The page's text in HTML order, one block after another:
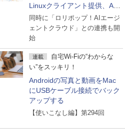
Linuxクライアント提供、AI
エージェントの接続が容易に
同時に「ロリポップ！AIエージ
ェントクラウド」との連携も開
始
連載
自宅Wi-Fiの“わからな
い”をスッキリ！
Androidの写真と動画をMac
にUSBケーブル接続でバック
アップする
【使いこなし編】第294回